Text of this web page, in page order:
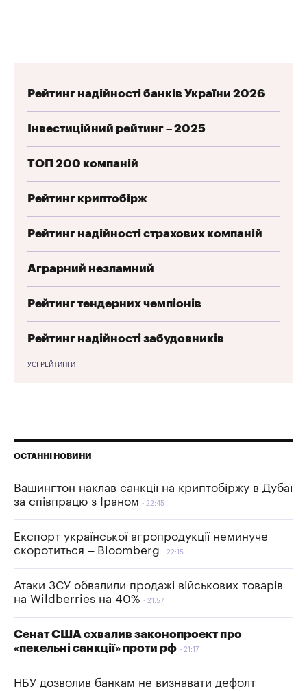
Рейтинг надійності банків України 2026
Інвестиційний рейтинг – 2025
ТОП 200 компаній
Рейтинг криптобірж
Рейтинг надійності страхових компаній
Аграрний незламний
Рейтинг тендерних чемпіонів
Рейтинг надійності забудовників
УСІ РЕЙТИНГИ
ОСТАННІ НОВИНИ
Вашингтон наклав санкції на криптобіржу в Дубаї
за співпрацю з Іраном
22:45
Експорт української агропродукції неминуче
скоротиться – Bloomberg
22:15
Атаки ЗСУ обвалили продажі військових товарів
на Wildberries на 40%
21:57
Сенат США схвалив законопроект про
«пекельні санкції» проти рф
21:17
НБУ дозволив банкам не визнавати дефолт